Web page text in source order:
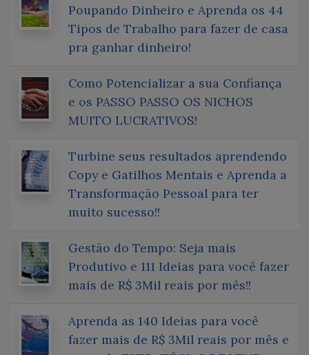
Poupando Dinheiro e Aprenda os 44
Tipos de Trabalho para fazer de casa
pra ganhar dinheiro!
Como Potencializar a sua Confiança
e os PASSO PASSO OS NICHOS
MUITO LUCRATIVOS!
Turbine seus resultados aprendendo
Copy e Gatilhos Mentais e Aprenda a
Transformação Pessoal para ter
muito sucesso!!
Gestão do Tempo: Seja mais
Produtivo e 111 Ideias para você fazer
mais de R$ 3Mil reais por mês!!
Aprenda as 140 Ideias para você
fazer mais de R$ 3Mil reais por mês e